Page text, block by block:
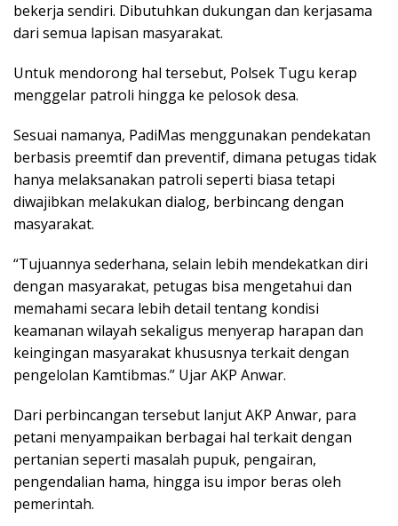
bekerja sendiri. Dibutuhkan dukungan dan kerjasama
dari semua lapisan masyarakat.
Untuk mendorong hal tersebut, Polsek Tugu kerap
menggelar patroli hingga ke pelosok desa.
Sesuai namanya, PadiMas menggunakan pendekatan
berbasis preemtif dan preventif, dimana petugas tidak
hanya melaksanakan patroli seperti biasa tetapi
diwajibkan melakukan dialog, berbincang dengan
masyarakat.
“Tujuannya sederhana, selain lebih mendekatkan diri
dengan masyarakat, petugas bisa mengetahui dan
memahami secara lebih detail tentang kondisi
keamanan wilayah sekaligus menyerap harapan dan
keingingan masyarakat khususnya terkait dengan
pengelolan Kamtibmas.” Ujar AKP Anwar.
Dari perbincangan tersebut lanjut AKP Anwar, para
petani menyampaikan berbagai hal terkait dengan
pertanian seperti masalah pupuk, pengairan,
pengendalian hama, hingga isu impor beras oleh
pemerintah.